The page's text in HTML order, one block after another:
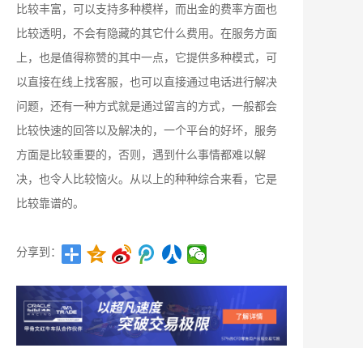
比较丰富，可以支持多种模样，而出金的费率方面也
比较透明，不会有隐藏的其它什么费用。在服务方面
上，也是值得称赞的其中一点，它提供多种模式，可
以直接在线上找客服，也可以直接通过电话进行解决
问题，还有一种方式就是通过留言的方式，一般都会
比较快速的回答以及解决的，一个平台的好坏，服务
方面是比较重要的，否则，遇到什么事情都难以解
决，也令人比较恼火。从以上的种种综合来看，它是
比较靠谱的。
分享到：